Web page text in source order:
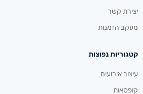
יצירת קשר
מעקב הזמנות
קטגוריות נפוצות
עיצוב אירועים
קופסאות